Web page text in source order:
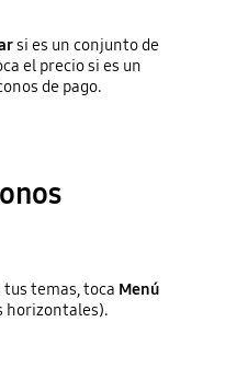
si es un conjunto de
el precio si es un
de pago.
tus temas, toca Menú
horizontales).